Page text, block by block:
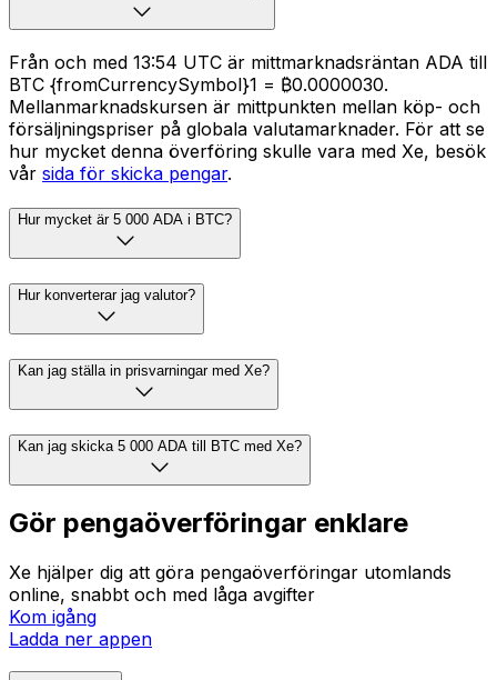
Från och med 13:54 UTC är mittmarknadsräntan ADA till
BTC {fromCurrencySymbol}1 = ₿0.0000030.
Mellanmarknadskursen är mittpunkten mellan köp- och
försäljningspriser på globala valutamarknader. För att se
hur mycket denna överföring skulle vara med Xe, besök
vår sida för skicka pengar.
Hur mycket är 5 000 ADA i BTC?
Hur konverterar jag valutor?
Kan jag ställa in prisvarningar med Xe?
Kan jag skicka 5 000 ADA till BTC med Xe?
Gör pengaöverföringar enklare
Xe hjälper dig att göra pengaöverföringar utomlands
online, snabbt och med låga avgifter
Kom igång
Ladda ner appen